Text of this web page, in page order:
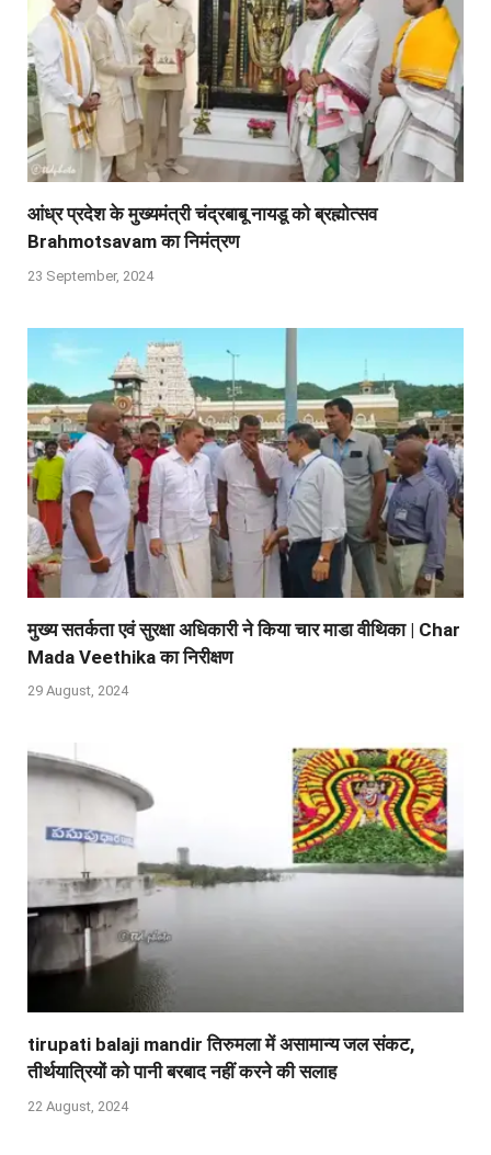
आंध्र प्रदेश के मुख्यमंत्री चंद्रबाबू नायडू को ब्रह्मोत्सव
Brahmotsavam का निमंत्रण
23 September, 2024
मुख्य सतर्कता एवं सुरक्षा अधिकारी ने किया चार माडा वीथिका | Char
Mada Veethika का निरीक्षण
29 August, 2024
tirupati balaji mandir तिरुमला में असामान्य जल संकट,
तीर्थयात्रियों को पानी बरबाद नहीं करने की सलाह
22 August, 2024